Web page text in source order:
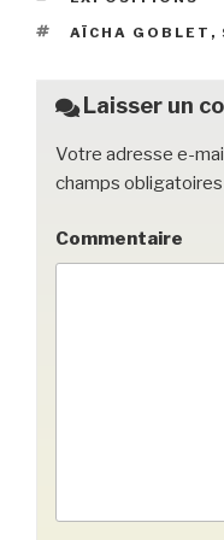
b
o
k
ÉTIQUETTES
AÏCHA GOBLET ,
Laisser un
Votre adresse e-
champs
Commentaire